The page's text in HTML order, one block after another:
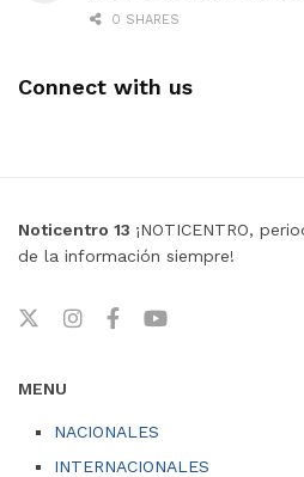
0 SHARES
Connect with us
Noticentro 13 ¡NOTICENTRO,
de la información siempre!
MENU
NACIONALES
INTERNACIONALES